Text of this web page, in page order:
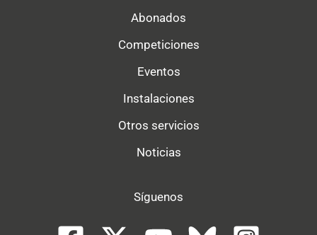
Abonados
Competiciones
Eventos
Instalaciones
Otros servicios
Noticias
Síguenos